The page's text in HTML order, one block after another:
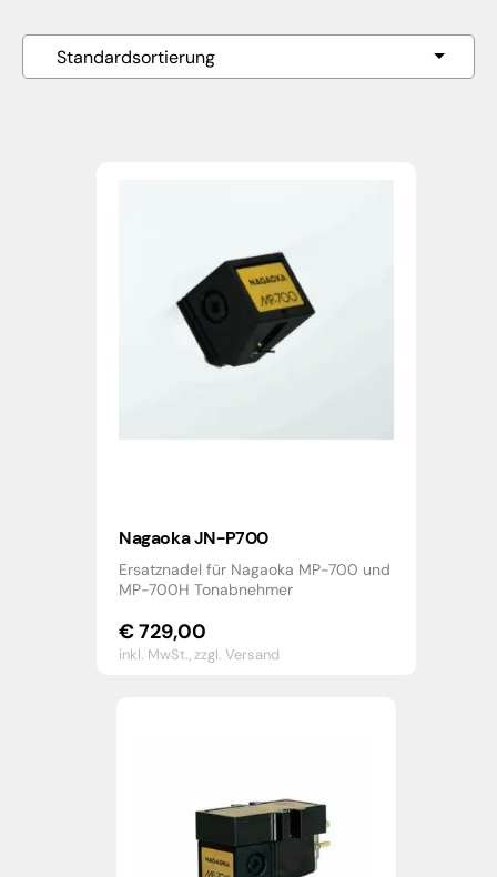
Nagaoka JN-P700
Ersatznadel für Nagaoka MP-700 und
MP-700H Tonabnehmer
€729,00
inkl. MwSt.,zzgl. Versand